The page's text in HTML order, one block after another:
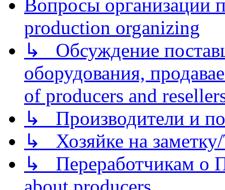
Вопросы организации
production organizing
↳ Обсуждение
оборудования,
of producers and
↳ Производители и
↳ Хозяйке на
↳ Переработчикам о